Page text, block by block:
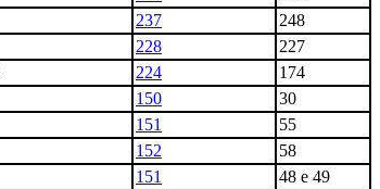
237
248
228
227
224
174
150
30
151
55
152
58
151
48 e 49